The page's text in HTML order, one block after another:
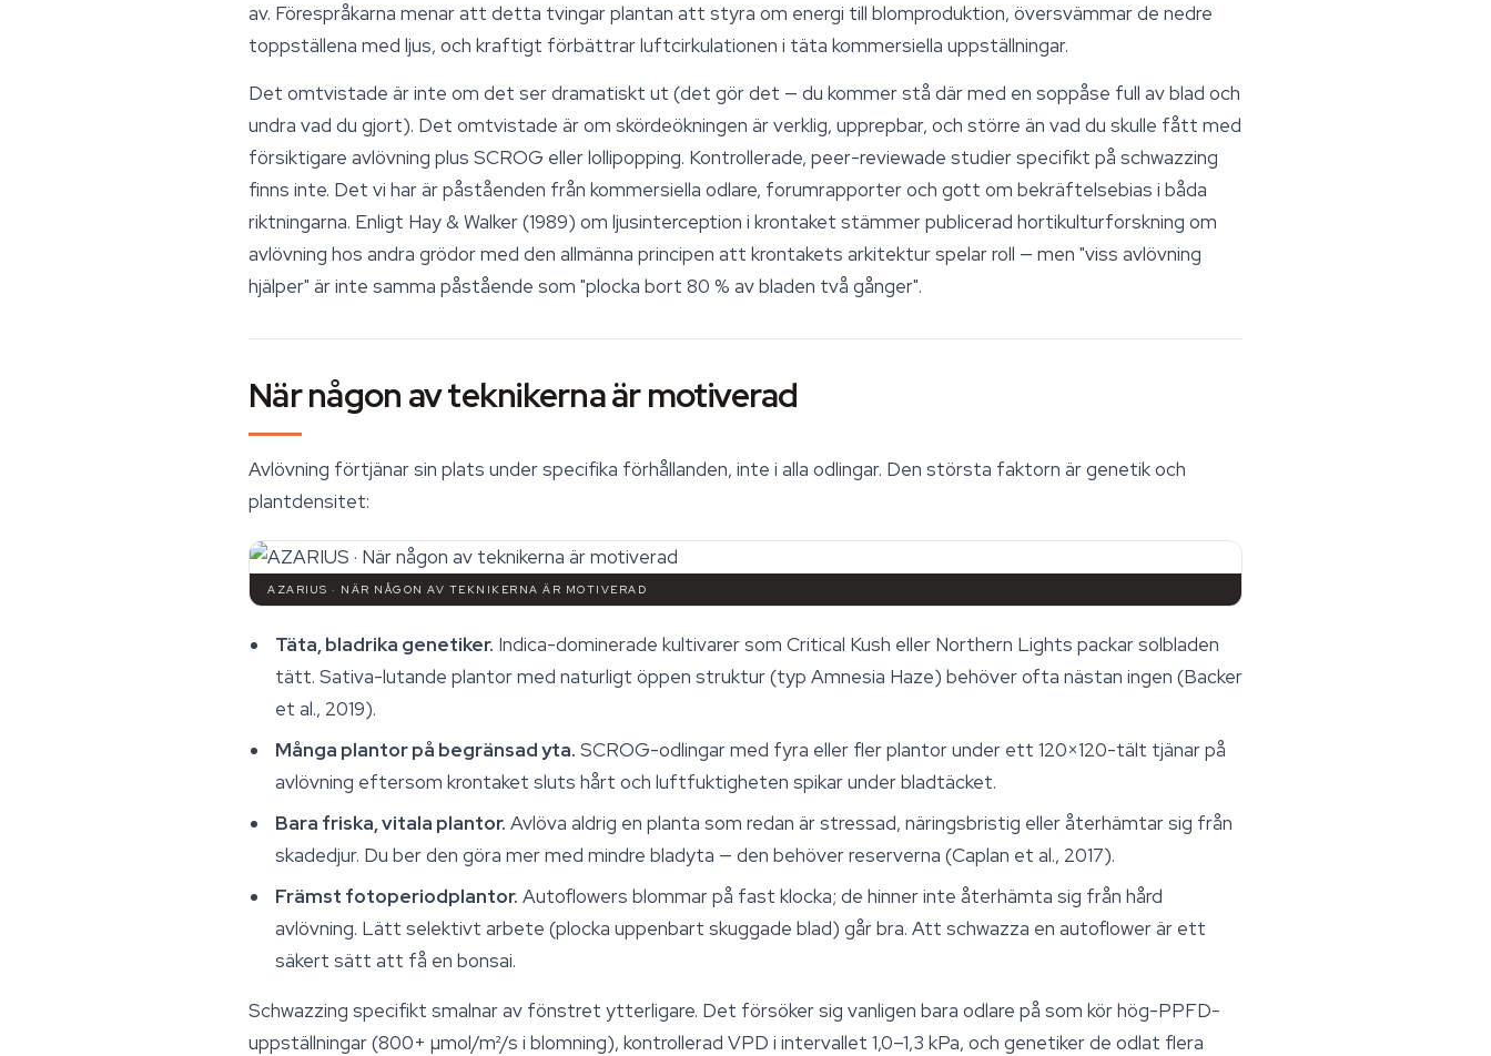
av. Förespråkarna menar att detta tvingar plantan att styra om energi till blomproduktion, översvämmar de nedre
toppställena med ljus, och kraftigt förbättrar luftcirkulationen i täta kommersiella uppställningar.
Det omtvistade är inte om det ser dramatiskt ut (det gör det — du kommer stå där med en soppåse full av blad och
undra vad du gjort). Det omtvistade är om skördeökningen är verklig, upprepbar, och större än vad du skulle fått med
försiktigare avlövning plus SCROG eller lollipopping. Kontrollerade, peer-reviewade studier specifikt på schwazzing
finns inte. Det vi har är påståenden från kommersiella odlare, forumrapporter och gott om bekräftelsebias i båda
riktningarna. Enligt Hay & Walker (1989) om ljusinterception i krontaket stämmer publicerad hortikulturforskning om
avlövning hos andra grödor med den allmänna principen att krontakets arkitektur spelar roll — men "viss avlövning
hjälper" är inte samma påstående som "plocka bort 80 % av bladen två gånger".
När någon av teknikerna är motiverad
Avlövning förtjänar sin plats under specifika förhållanden, inte i alla odlingar. Den största faktorn är genetik och
plantdensitet:
AZARIUS · NÄR NÅGON AV TEKNIKERNA ÄR MOTIVERAD
Täta, bladrika genetiker. Indica-dominerade kultivarer som Critical Kush eller Northern Lights packar solbladen
tätt. Sativa-lutande plantor med naturligt öppen struktur (typ Amnesia Haze) behöver ofta nästan ingen (Backer
et al., 2019).
Många plantor på begränsad yta. SCROG-odlingar med fyra eller fler plantor under ett 120×120-tält tjänar på
avlövning eftersom krontaket sluts hårt och luftfuktigheten spikar under bladtäcket.
Bara friska, vitala plantor. Avlöva aldrig en planta som redan är stressad, näringsbristig eller återhämtar sig från
skadedjur. Du ber den göra mer med mindre bladyta — den behöver reserverna (Caplan et al., 2017).
Främst fotoperiodplantor. Autoflowers blommar på fast klocka; de hinner inte återhämta sig från hård
avlövning. Lätt selektivt arbete (plocka uppenbart skuggade blad) går bra. Att schwazza en autoflower är ett
säkert sätt att få en bonsai.
Schwazzing specifikt smalnar av fönstret ytterligare. Det försöker sig vanligen bara odlare på som kör hög-PPFD-
uppställningar (800+ µmol/m²/s i blomning), kontrollerad VPD i intervallet 1,0–1,3 kPa, och genetiker de odlat flera